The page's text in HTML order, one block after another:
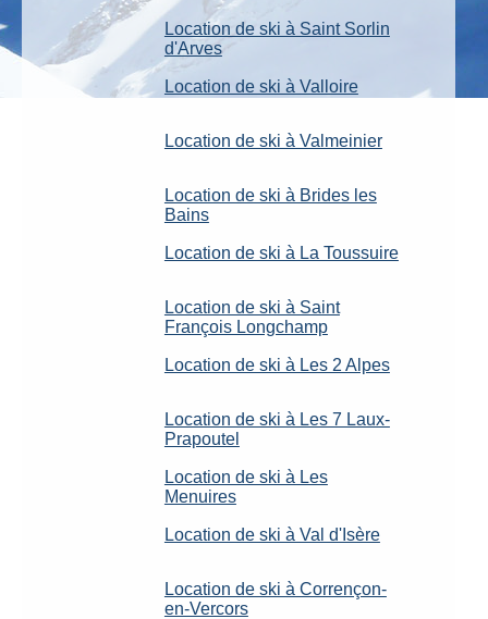
Location de ski à Saint Sorlin
d'Arves
Location de ski à Valloire
Location de ski à Valmeinier
Location de ski à Brides les
Bains
Location de ski à La Toussuire
Location de ski à Saint
François Longchamp
Location de ski à Les 2 Alpes
Location de ski à Les 7 Laux-
Prapoutel
Location de ski à Les
Menuires
Location de ski à Val d'Isère
Location de ski à Corrençon-
en-Vercors